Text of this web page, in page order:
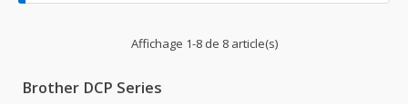
Affichage 1-8 de 8 article(s)
Brother DCP Series